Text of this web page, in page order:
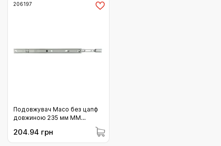
206197
Подовжувач Maco без цапф
довжиною 235 мм MМ
204.94 грн